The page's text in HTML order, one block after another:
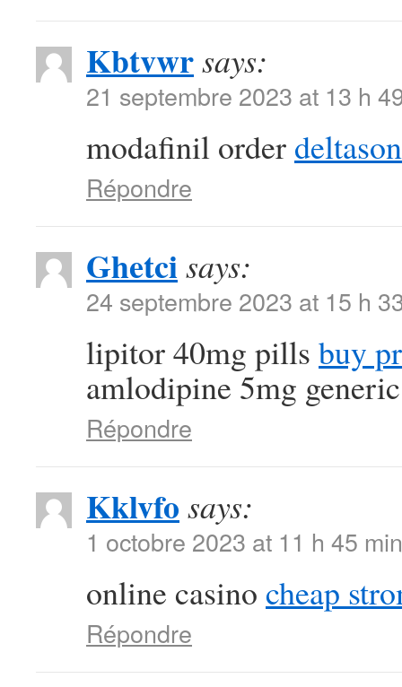
Kbtvwrsays:
21 septembre 2023 at 13 h
modafinil order
Répondre
Ghetcisays:
24 septembre 2023 at 15 h
lipitor 40mg pills buy
amlodipine 5mg generic
Répondre
Kklvfo says:
1 octobre 2023 at 11 h 45 min
online casino cheap
Répondre